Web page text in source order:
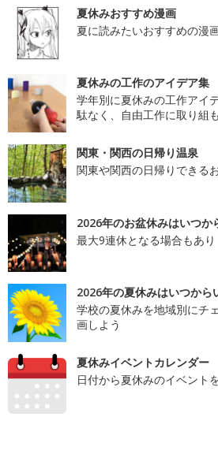
夏休みおすすめ漫画
夏に読みたいおすすめの漫
夏休みの工作のアイデア集
学年別に夏休みの工作アイ
駄なく、自由工作に取り組
関東・関西の日帰り温泉
関東や関西の日帰りできる
2026年のお盆休みはいつか
最大9連休となる場合もあり
2026年の夏休みはいつから
学校の夏休みを地域別にチ
画しよう
夏休みイベントカレンダー
日付から夏休みのイベント